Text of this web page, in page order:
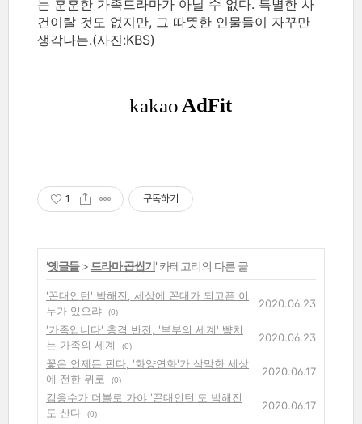
는 훈훈한 가족드라마가 아닐 수 없다. 특별한 사
건이랄 것도 없지만, 그 따뜻한 인물들이 자꾸만
생각나는.(사진:KBS)
1 구독하기
'옛글들> 드라마 곱씹기' 카테고리의 다른 글
'꼰대인턴' 박해진, 세상에 꼰대가 되고픈 이
누가 있으랴
(0)
2020.06.23
'가족입니다' 충격 반전, '부부의 세계' 뺨치
는 가족의 세계
(0)
2020.06.23
꽃은 언제든 핀다, '화양연화'가 삭막한 세상
에 전한 위로
(0)
2020.06.17
김응수가 더블로 가야 '꼰대인턴'도 박해진
도 산다
(0)
2020.06.17